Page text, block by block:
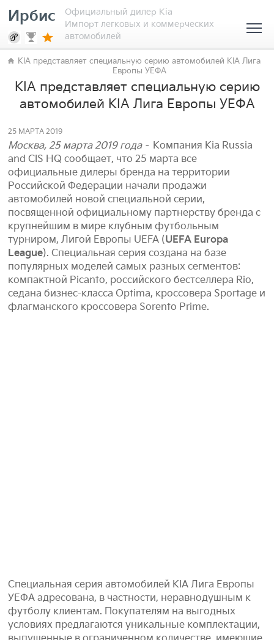
Ирбис
Официальный дилер Kia
Импорт легковых и коммерческих
автомобилей
KIA представляет специальную серию автомобилей KIA Лига
Европы УЕФА
KIA представляет специальную серию
автомобилей KIA Лига Европы УЕФА
25 МАРТА 2019
Москва, 25 марта 2019 года– Компания Kia Russia
and CIS HQ сообщает, что 25 марта все
официальные дилеры бренда на территории
Российской Федерации начали продажи
автомобилей новой специальной серии,
посвященной официальному партнерству бренда с
крупнейшим в мире клубным футбольным
турниром, Лигой Европы UEFA (UEFA Europa
League). Специальная серия создана на базе
популярных моделей самых разных сегментов:
компактной Picanto, российского бестселлера Rio,
седана бизнес-класса Optima, кроссовера Sportage и
флагманского кроссовера Sorento Prime.
Специальная серия автомобилей KIA Лига Европы
УЕФА адресована, в частности, неравнодушным к
футболу клиентам. Покупателям на выгодных
условиях предлагаются уникальные комплектации,